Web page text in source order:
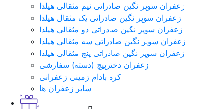
زعفران سوپر نگین صادراتی نیم مثقالی هیلدا
زعفران سوپر نگین صادراتی یک مثقال هیلدا
زعفران سوپر نگین صادراتی دو مثقالی هیلدا
زعفران سوپر نگین صادراتی سه مثقالی هیلدا
زعفران سوپر نگین صادراتی پنج مثقالی هیلدا
زعفران دخترپیچ (دسته) سفارشی
کره بادام زمینی زعفرانی
سایر زعفران ها